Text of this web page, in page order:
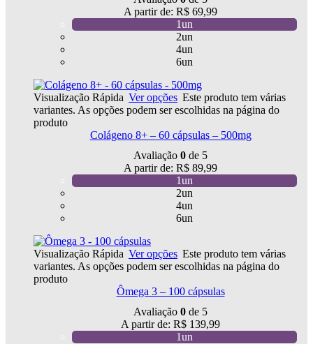
A partir de: R$ 69,99
1un
2un
4un
6un
Visualização Rápida Ver opções Este produto tem várias
variantes. As opções podem ser escolhidas na página do
produto
Colágeno 8+ – 60 cápsulas – 500mg
Avaliação 0 de 5
A partir de: R$ 89,99
1un
2un
4un
6un
Visualização Rápida Ver opções Este produto tem várias
variantes. As opções podem ser escolhidas na página do
produto
Ômega 3 – 100 cápsulas
Avaliação 0 de 5
A partir de: R$ 139,99
1un